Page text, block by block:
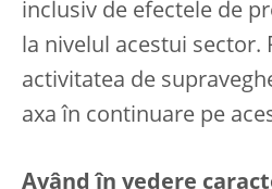
inclusiv de efectele de
la nivelul acestui sector.
activitatea de
axa în continuare pe
Având în vedere